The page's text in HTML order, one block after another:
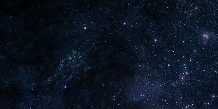
Plus de 2800 critiques de films